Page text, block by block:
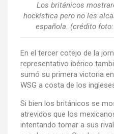
Los británicos
hockística pero no les
española. (crédito
En el tercer cotejo de la
representativo ibérico
sumó su primera victoria
WSG a costa de los
Si bien los británicos se
atrevidos que los
intentando tomar a sus